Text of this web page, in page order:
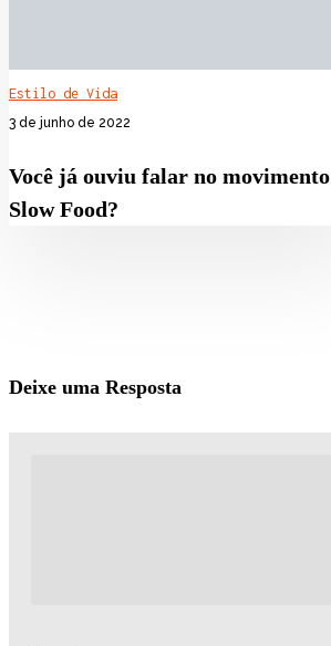
Estilo de Vida
3 de junho de 2022
Você já ouviu falar no movimento
Slow Food?
Deixe uma Resposta